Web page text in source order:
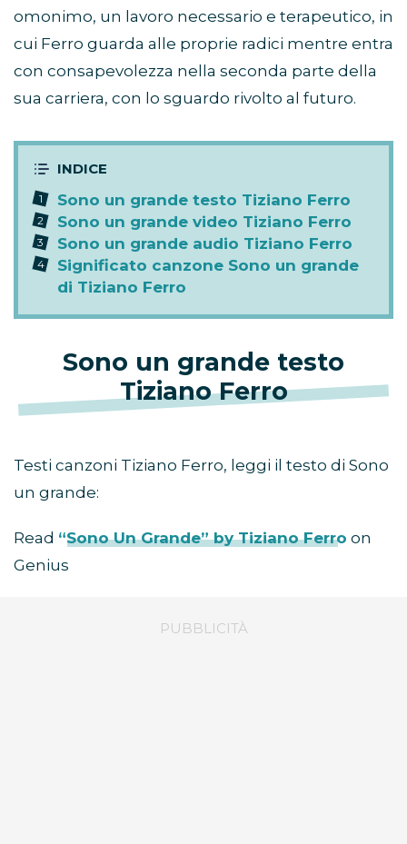
omonimo, un lavoro necessario e terapeutico, in
cui Ferro guarda alle proprie radici mentre entra
con consapevolezza nella seconda parte della
sua carriera, con lo sguardo rivolto al futuro.
Sono un grande testo Tiziano Ferro
Sono un grande video Tiziano Ferro
Sono un grande audio Tiziano Ferro
Significato canzone Sono un grande
di Tiziano Ferro
Sono un grande testo
Tiziano Ferro
Testi canzoni Tiziano Ferro, leggi il testo di Sono
un grande:
Read “Sono Un Grande” by Tiziano Ferro on
Genius